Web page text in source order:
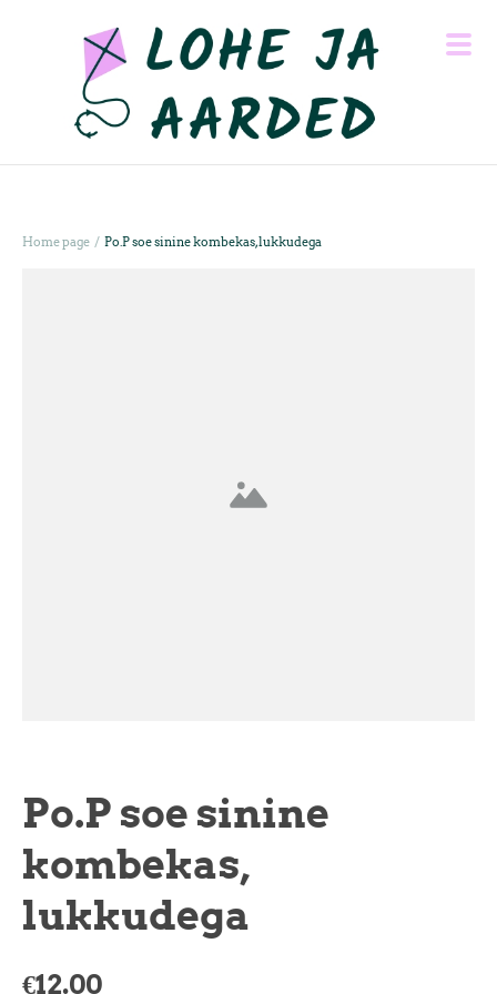
Home page / Po.P soe sinine kombekas, lukkudega
Po.P soe sinine
kombekas,
lukkudega
€12.00